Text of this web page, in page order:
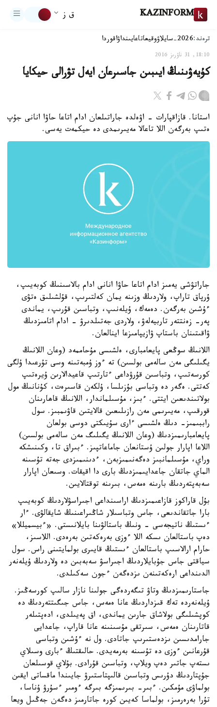
KAZINFORM ق ز
ترەند:2026-سايلاۋ وقيعاتاعايىنداۋاقوردا
18:10, 31 ناۋرىز 2016
كۇيەۋىنىڭ ايىبىن جاسىرعان ايەل تۋرالى حيكايا
استانا. قازاقپارات - اۋەلدە جاراتىلعان ادام اتاعا حاۋا انانى جۇپ
ەتىپ بەرگەن اللا تاعالا مەيىرىمدى دە حيكمەت يەسى.
جاراتۋشى يەمىز ادام اتاعا حاۋا انانى ادام بالاسىنىڭ كوبەيىپ،
ۇرپاق تاراپ، ولاردىڭ وزىنە يمان كەلتىرىپ، قۇلشىلىق ەتۋى
ءۇشىن بەرگەن. دەمەك، ۇيلەنىپ، وتباسىن قۇرىپ، يماندى
پەر- زەنتتەر تاربيەلەۋ، ولاردى جەتىلدىرۋ - ادام اتامىزدىڭ
ۋاقىتىنان باستاپ ۋازيپامىزعا اينالعان.
اللانىڭ سوڭعى پايعامبارى، ەلشىسى مۇحاممەد (وعان اللانىڭ
يگىلىگى مەن سالەمى بولسىن) تە ءوز ۇمبەتىنە وسى تۇرعىدا ۇلگى
كورسەتىپ، وتباسىن قۇرۋداعى ءتارتىپ قاعيدالارىن ۇيرەتىپ
كەتتى. ەگەر دە وتباسى بۇزىلسا، ۇلكەن قاسىرەت، كۇنانىڭ مول
بولاتىندىعىن ايتتى. ءبىز، مۇسىلماندار، اللانىڭ قاھارىنان
قورقىپ، مەيىرىمى مەن رازىلىعىن قالايتىن قاۋىمبىز. سول
راببىمىز- دىڭ ەلشىسى ءارى سۇيىكتى دوسى بولعان
پايعامبارىمىزدىڭ (وعان اللانىڭ يگىلىگ مەن سالەمى بولسىن)
اللاعا اپارار جولىن ۇستانعان جاماعاتپىز. ءبىراق تا، وكىنىشكە
وراي، مۇسىلمانبىز دەگەنىمىزبەن، ءدىنىمىزدى جەتە تۇسىنە
الماي جاتقان جاعدايىمىزدىڭ بارى دا اقيقات. وسىعان اپارار
سەبەپتەردىڭ بارىنە ەمەس، بىرىنە توقتالايىن.
بۇل قاراكوز قازاعىمىزدىڭ اراسىنداعى اجىراسۋلاردىڭ كوبەيىپ
بارا جاتقاندىعى، جاس وتباسىلار شاڭىراعىنىڭ شايقالۋى. ءار
ءىستىڭ ناتيجەسى - ونىڭ باستالۋىنا بايلانىستى. «ءبيسميللا»
دەپ باستالعان ىسكە اللا ءوزى بەرەكەتىن بەرەدى. اللاسىز،
حارام ارالاسىپ باستالعان ءىستىڭ قايىرى بولمايتىنى راس. سول
سياقتى جاس جۇبايلاردىڭ اجىراسۋ سەبەبىن دە ولاردىڭ ۇيلەنەر
الدىنداعى ارەكەتىنەن ىزدەگەن ءجون سەكىلدى.
جاستارىمىزدىڭ وتاۋ تىگەردەگى جولىنا نازار سالىپ كورسەڭىز.
ۇيلەنەردە تەك قىزداردىڭ عانا ەمەس، جاس جىگىتتەردىڭ دە
كوپشىلىگى بولاشاق جارىن يماندى، اق پەيىلدى، ادەپتىلەر
قاتارىنان ەمەس، سىرتقى مۇسىنىنە عانا قاراپ، جاعدايى
جارامدىسىن ىزدەستىرىپ جاتادى. ول نە ءۇشىن وتباسى
قۇرعانىن ءوزى دە تۇسىنە بەرمەيدى. حالىقتىڭ ءبارى وسىلاي
ىستەپ جاتىر دەپ ويلاپ، وتباسىن قۇرادى. بۇلاي قوسىلعان
جۇپتاردىڭ دۇرىس وتباسىن قالىپتاستىرۋ جايىندا ماقساتى ايقىن
بولماۋى مۇمكىن. ءبىر- بىرىمىزگە بىرگە ءومىر ءسۇرۋ ۇناسا،
تۇرا بەرەرمىز، بولماسا كەيىن كورە جاتارمىز دەگەن جەڭىل ويعا